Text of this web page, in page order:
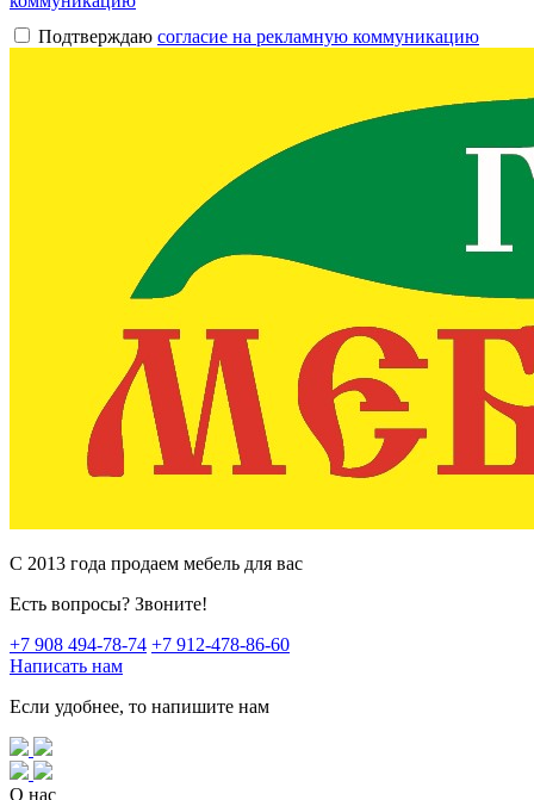
Подтверждаю согласие на рекламную коммуникацию
C 2013 года продаем мебель для вас
Есть вопросы? Звоните!
+7 908 494-78-74 +7 912-478-86-60
Написать нам
Если удобнее, то напишите нам
О нас